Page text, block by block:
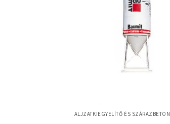
ALJZATKIEGYELÍTŐ ÉS SZÁRAZBETON